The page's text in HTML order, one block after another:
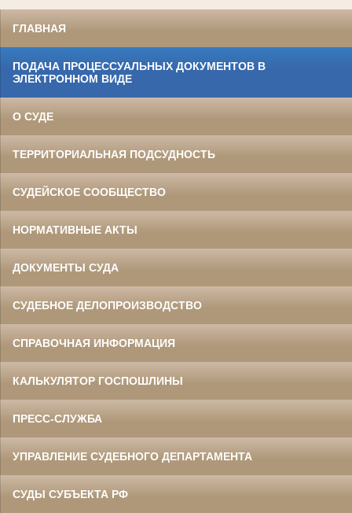
ГЛАВНАЯ
ПОДАЧА ПРОЦЕССУАЛЬНЫХ ДОКУМЕНТОВ В
ЭЛЕКТРОННОМ ВИДЕ
О СУДЕ
ТЕРРИТОРИАЛЬНАЯ ПОДСУДНОСТЬ
СУДЕЙСКОЕ СООБЩЕСТВО
НОРМАТИВНЫЕ АКТЫ
ДОКУМЕНТЫ СУДА
СУДЕБНОЕ ДЕЛОПРОИЗВОДСТВО
СПРАВОЧНАЯ ИНФОРМАЦИЯ
КАЛЬКУЛЯТОР ГОСПОШЛИНЫ
ПРЕСС-СЛУЖБА
УПРАВЛЕНИЕ СУДЕБНОГО ДЕПАРТАМЕНТА
СУДЫ СУБЪЕКТА РФ